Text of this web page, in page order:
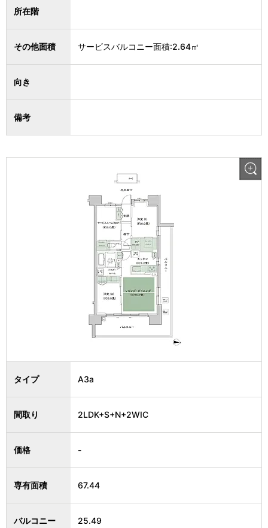
所在階
その他面積 サービスバルコニー面積:2.64㎡
向き
備考
タイプ A3a
間取り 2LDK+S+N+2WIC
価格 -
専有面積 67.44
バルコニー 25.49